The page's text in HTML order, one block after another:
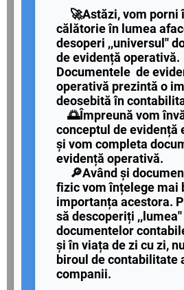
🚀Astăzi, vom porni
călătorie în lumea
desoperi ,,universul''
de evidență operativă.
Documentele de
operativă prezintă o
deosebită în
🌅Împreună vom
conceptul de evidență
și vom completa
evidență operativă.
🔎Având și
fizic vom înțelege mai
importanța acestora.
să descoperiți ,,lumea''
documentelor
și în viața de zi cu zi,
biroul de contabilitate
companii.